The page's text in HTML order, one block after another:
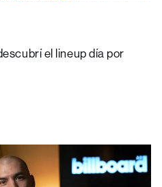
el lineup día por